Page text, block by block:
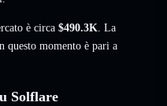
è circa $490.3K. La
momento è pari a
Solflare